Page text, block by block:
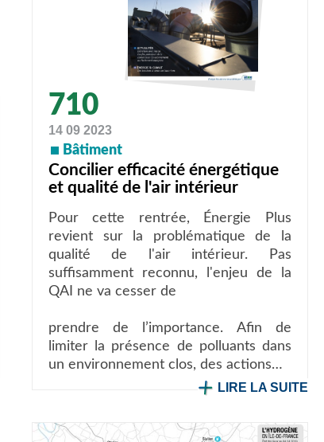
710
14 09 2023
Bâtiment
Concilier efficacité énergétique
et qualité de l'air intérieur
Pour cette rentrée, Énergie Plus
revient sur la problématique de la
qualité de l'air intérieur. Pas
suffisamment reconnu, l'enjeu de la
QAI ne va cesser de
prendre de l’importance. Afin de
limiter la présence de polluants dans
un environnement clos, des actions…
LIRE LA SUITE